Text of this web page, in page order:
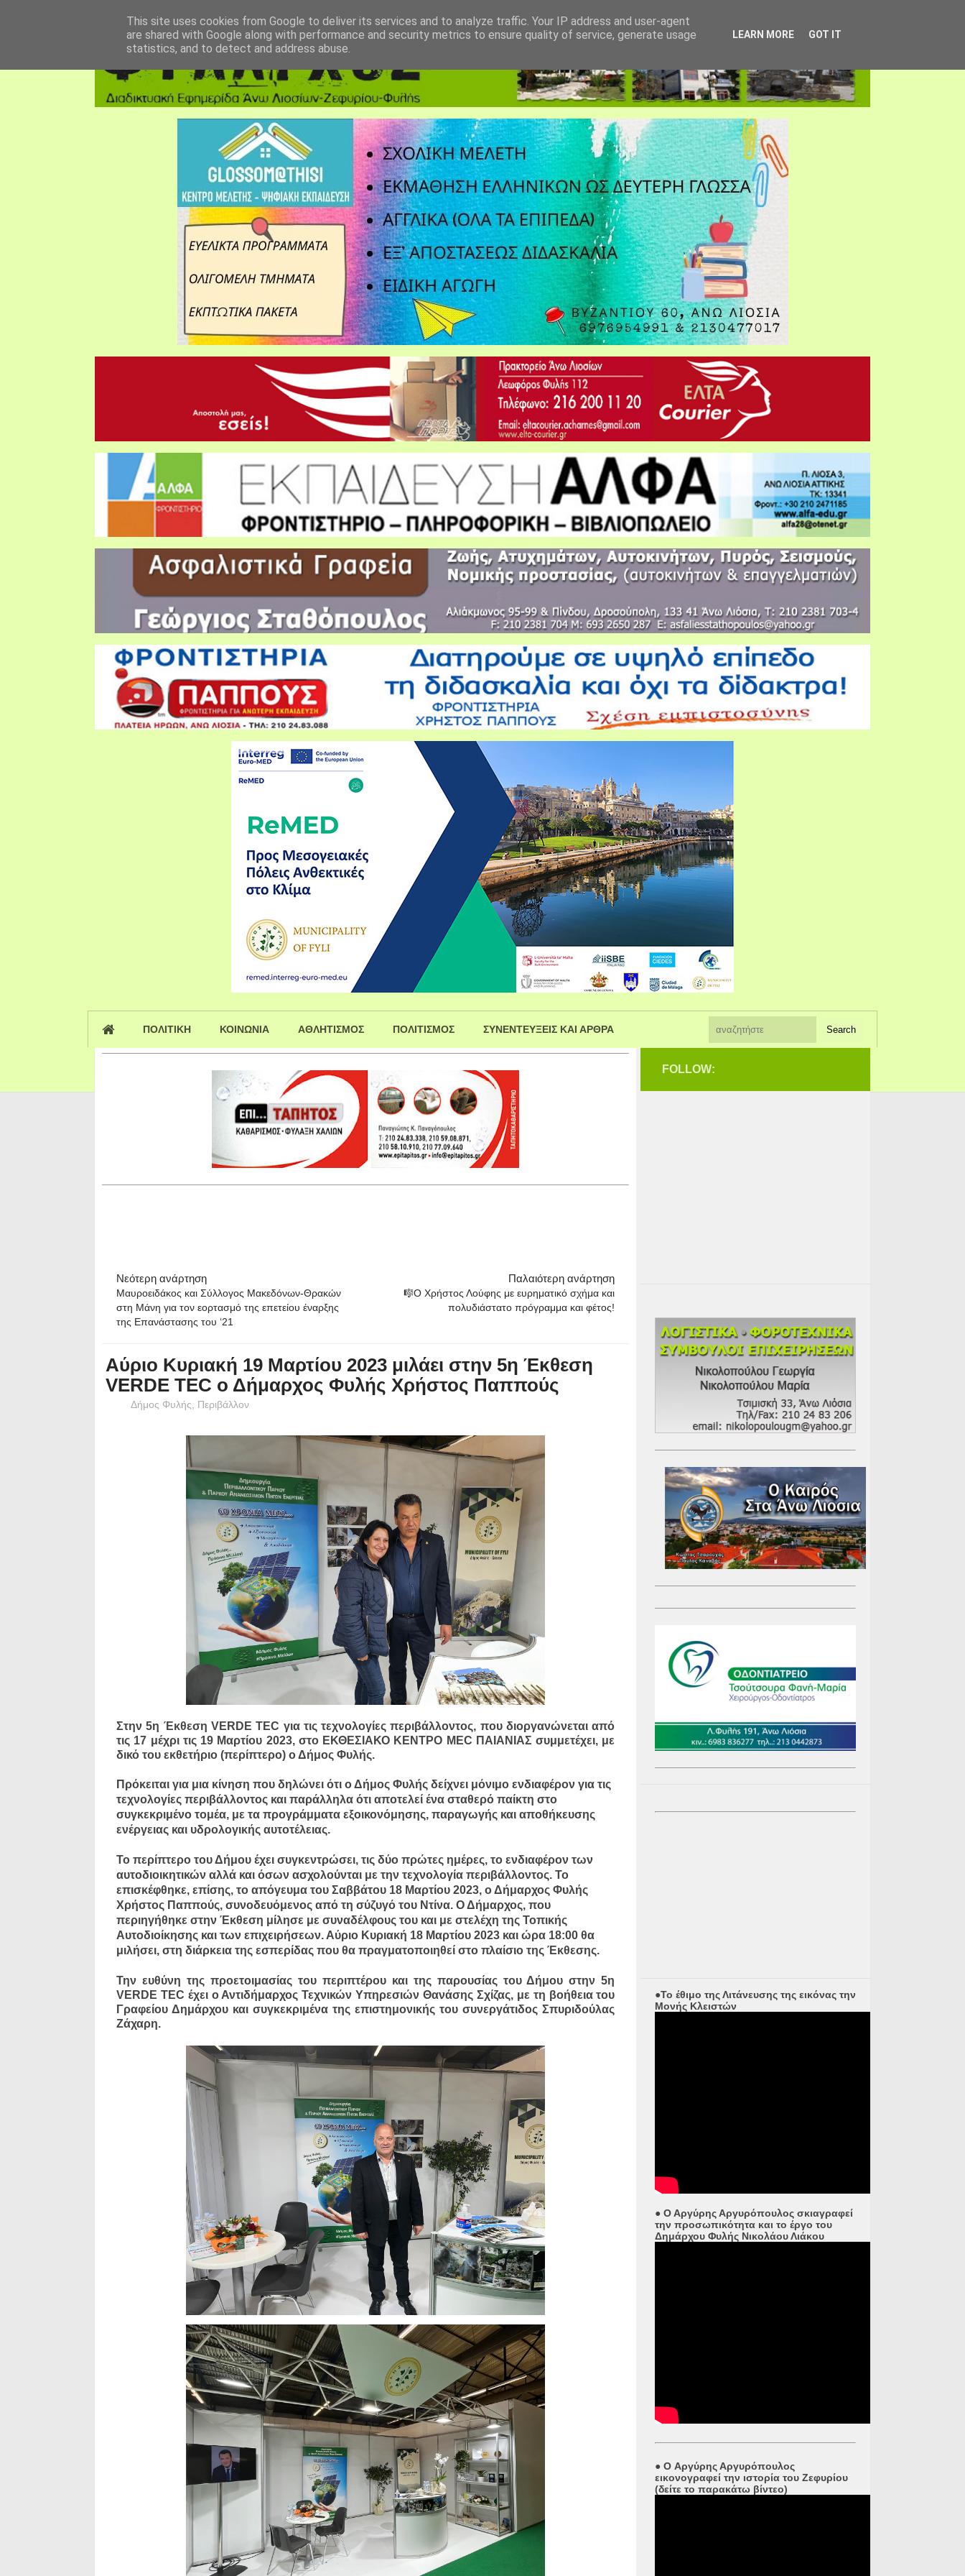
ΠΟΛΙΤΙΚΗ ΚΟΙΝΩΝΙΑ ΑΘΛΗΤΙΣΜΟΣ ΠΟΛΙΤΙΣΜΟΣ ΣΥΝΕΝΤΕΥΞΕΙΣ ΚΑΙ ΑΡΘΡΑ
Νεότερη ανάρτηση
Μαυροειδάκος και Σύλλογος Μακεδόνων-Θρακών
στη Μάνη για τον εορτασμό της επετείου έναρξης
της Επανάστασης του ‘21
Παλαιότερη ανάρτηση
🎼Ο Χρήστος Λούφης με ευρηματικό σχήμα και
πολυδιάστατο πρόγραμμα και φέτος!
Αύριο Κυριακή 19 Μαρτίου 2023 μιλάει στην 5η Έκθεση
VERDE TEC ο Δήμαρχος Φυλής Χρήστος Παππούς
Δήμος Φυλής Περιβάλλον
Στην 5η Έκθεση VERDE TEC για τις τεχνολογίες περιβάλλοντος, που διοργανώνεται από
τις 17 μέχρι τις 19 Μαρτίου 2023, στο ΕΚΘΕΣΙΑΚΟ ΚΕΝΤΡΟ MEC ΠΑΙΑΝΙΑΣ συμμετέχει, με
δικό του εκθετήριο (περίπτερο) ο Δήμος Φυλής.
Πρόκειται για μια κίνηση που δηλώνει ότι ο Δήμος Φυλής δείχνει μόνιμο ενδιαφέρον για τις
τεχνολογίες περιβάλλοντος και παράλληλα ότι αποτελεί ένα σταθερό παίκτη στο
συγκεκριμένο τομέα, με τα προγράμματα εξοικονόμησης, παραγωγής και αποθήκευσης
ενέργειας και υδρολογικής αυτοτέλειας.
Το περίπτερο του Δήμου έχει συγκεντρώσει, τις δύο πρώτες ημέρες, το ενδιαφέρον των
αυτοδιοικητικών αλλά και όσων ασχολούνται με την τεχνολογία περιβάλλοντος. Το
επισκέφθηκε, επίσης, το απόγευμα του Σαββάτου 18 Μαρτίου 2023, ο Δήμαρχος Φυλής
Χρήστος Παππούς, συνοδευόμενος από τη σύζυγό του Ντίνα. Ο Δήμαρχος, που
περιηγήθηκε στην Έκθεση μίλησε με συναδέλφους του και με στελέχη της Τοπικής
Αυτοδιοίκησης και των επιχειρήσεων. Αύριο Κυριακή 18 Μαρτίου 2023 και ώρα 18:00 θα
μιλήσει, στη διάρκεια της εσπερίδας που θα πραγματοποιηθεί στο πλαίσιο της Έκθεσης.
Την ευθύνη της προετοιμασίας του περιπτέρου και της παρουσίας του Δήμου στην 5η
VERDE TEC έχει ο Αντιδήμαρχος Τεχνικών Υπηρεσιών Θανάσης Σχίζας, με τη βοήθεια του
Γραφείου Δημάρχου και συγκεκριμένα της επιστημονικής του συνεργάτιδος Σπυριδούλας
Ζάχαρη.
FOLLOW:
●Το έθιμο της Λιτάνευσης της εικόνας την
Μονής Κλειστών
● Ο Αργύρης Αργυρόπουλος σκιαγραφεί
την προσωπικότητα και το έργο του
Δημάρχου Φυλής Νικολάου Λιάκου
● O Αργύρης Αργυρόπουλος
εικονογραφεί την ιστορία του Ζεφυρίου
(δείτε το παρακάτω βίντεο)
This site uses cookies from Google to deliver its services and to analyze traffic. Your IP address and user-agent
are shared with Google along with performance and security metrics to ensure quality of service, generate usage
statistics, and to detect and address abuse.
LEARN MORE GOT IT